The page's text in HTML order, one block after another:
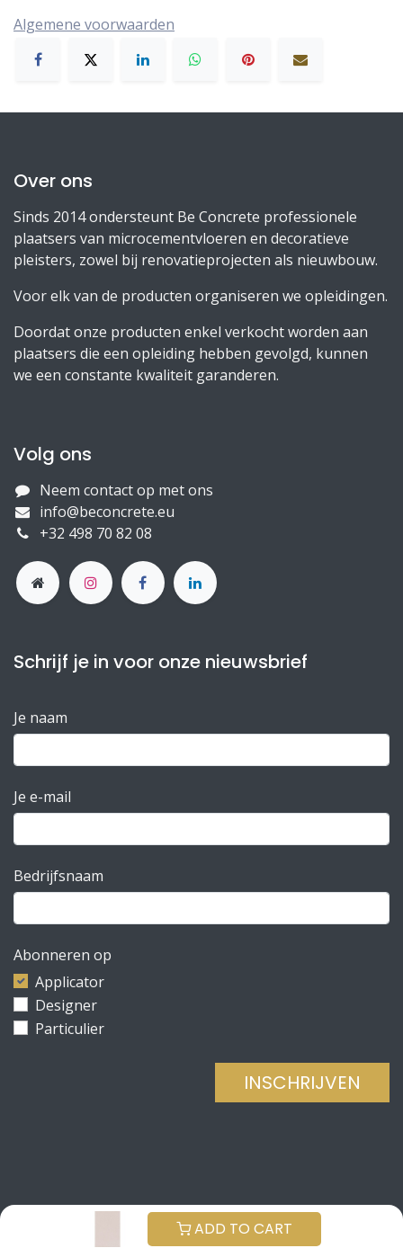
ADD TO CART
Algemene voorwaarden
Over ons
Sinds 2014 ondersteunt Be Concrete professionele
plaatsers van microcementvloeren en decoratieve
pleisters, zowel bij renovatieprojecten als nieuwbouw.
Voor elk van de producten organiseren we opleidingen.
Doordat onze producten enkel verkocht worden aan
plaatsers die een opleiding hebben gevolgd, kunnen
we een constante kwaliteit garanderen.
Volg ons
Neem contact op met ons
info@beconcrete.eu
+32 498 70 82 08
Schrijf je in voor onze nieuwsbrief
Je naam
Je e-mail
Bedrijfsnaam
Abonneren op
Applicator
Designer
Particulier
INSCHRIJVEN
Copyright © Be Concrete NEDERLANDS (BE)
Aangeboden door - De #1Open source e-